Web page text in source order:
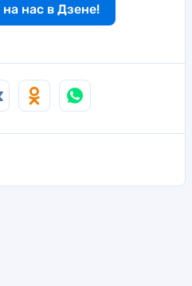
нас в Дзене!